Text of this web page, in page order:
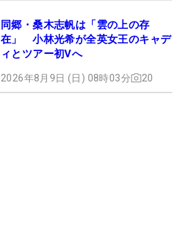
同郷・桑木志帆は「雲の上の存
在」 小林光希が全英女王のキャデ
ィとツアー初Vへ
2026年8月9日 (日) 08時03分 20